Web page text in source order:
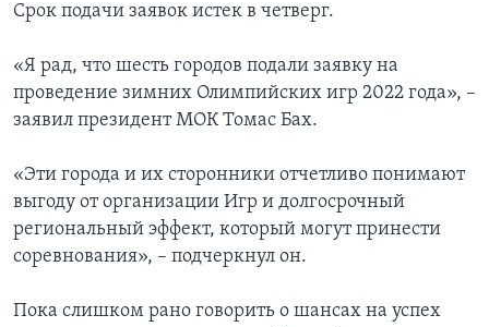
Срок подачи заявок истек в четверг.
«Я рад, что шесть городов подали заявку на
проведение зимних Олимпийских игр 2022 года», –
заявил президент МОК Томас Бах.
«Эти города и их сторонники отчетливо понимают
выгоду от организации Игр и долгосрочный
региональный эффект, который могут принести
соревнования», – подчеркнул он.
Пока слишком рано говорить о шансах на успех